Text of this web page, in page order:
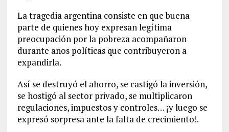
La tragedia argentina consiste en que buena
parte de quienes hoy expresan legítima
preocupación por la pobreza acompañaron
durante años políticas que contribuyeron a
expandirla.
Así se destruyó el ahorro, se castigó la inversión,
se hostigó al sector privado, se multiplicaron
regulaciones, impuestos y controles… ¡y luego se
expresó sorpresa ante la falta de crecimiento!.